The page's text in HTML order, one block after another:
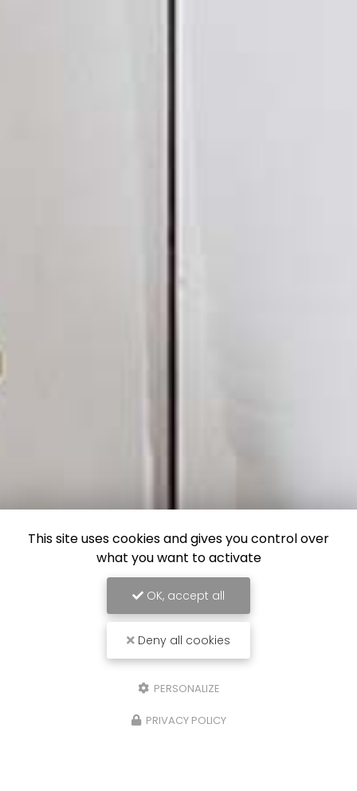
This site uses cookies and gives you control over
what you want to activate
OK, accept all
Deny all cookies
PERSONALIZE
PRIVACY POLICY